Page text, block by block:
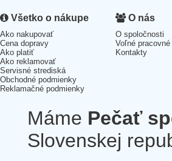
Všetko o nákupe
Ako nakupovať
Cena dopravy
Ako platiť
Ako reklamovať
Servisné strediská
Obchodné podmienky
Reklamačné podmienky
O nás
O spoločnosti
Voľné
Kontakty
Máme Pečať
Slovenskej